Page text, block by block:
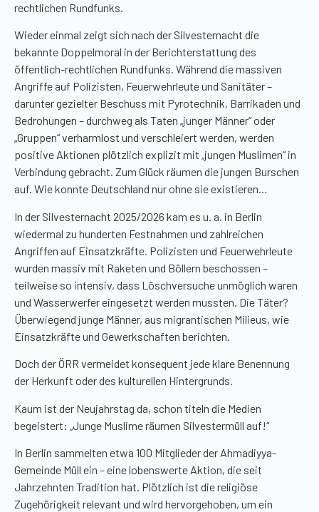
rechtlichen Rundfunks.
Wieder einmal zeigt sich nach der Silvesternacht die
bekannte Doppelmoral in der Berichterstattung des
öffentlich-rechtlichen Rundfunks. Während die massiven
Angriffe auf Polizisten, Feuerwehrleute und Sanitäter –
darunter gezielter Beschuss mit Pyrotechnik, Barrikaden und
Bedrohungen – durchweg als Taten „junger Männer“ oder
„Gruppen“ verharmlost und verschleiert werden, werden
positive Aktionen plötzlich explizit mit „jungen Muslimen“ in
Verbindung gebracht. Zum Glück räumen die jungen Burschen
auf. Wie konnte Deutschland nur ohne sie existieren…
In der Silvesternacht 2025/2026 kam es u. a. in Berlin
wiedermal zu hunderten Festnahmen und zahlreichen
Angriffen auf Einsatzkräfte. Polizisten und Feuerwehrleute
wurden massiv mit Raketen und Böllern beschossen –
teilweise so intensiv, dass Löschversuche unmöglich waren
und Wasserwerfer eingesetzt werden mussten. Die Täter?
Überwiegend junge Männer, aus migrantischen Milieus, wie
Einsatzkräfte und Gewerkschaften berichten.
Doch der ÖRR vermeidet konsequent jede klare Benennung
der Herkunft oder des kulturellen Hintergrunds.
Kaum ist der Neujahrstag da, schon titeln die Medien
begeistert: „Junge Muslime räumen Silvestermüll auf!“
In Berlin sammelten etwa 100 Mitglieder der Ahmadiyya-
Gemeinde Müll ein – eine lobenswerte Aktion, die seit
Jahrzehnten Tradition hat. Plötzlich ist die religiöse
Zugehörigkeit relevant und wird hervorgehoben, um ein